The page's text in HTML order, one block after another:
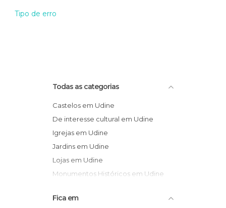
Tipo de erro
Todas as categorias
Castelos em Udine
De interesse cultural em Udine
Igrejas em Udine
Jardins em Udine
Lojas em Udine
Monumentos Históricos em Udine
Palácios em Udine
Fica em